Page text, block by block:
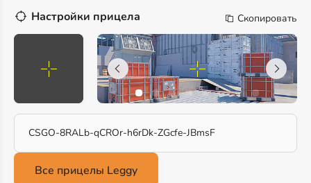
Настройки прицела Скопировать
CSGO-8RALb-qCROr-h6rDk-ZGcfe-JBmsF